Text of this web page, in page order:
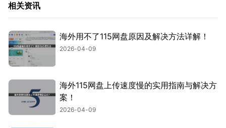
相关资讯
海外用不了115网盘原因及解决方法详解！
2026-04-09
海外115网盘上传速度慢的实用指南与解决方
案！
2026-04-09